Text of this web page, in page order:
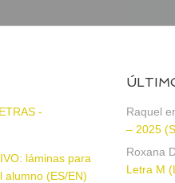
-
láminas para
alumno (ES/EN)
Raquel
– 2025
Roxana
Letra M